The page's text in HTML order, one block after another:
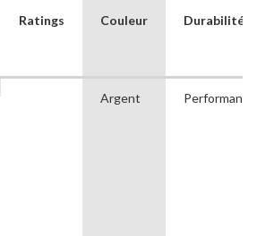
Ratings Couleur Durabilité
Argent Performance